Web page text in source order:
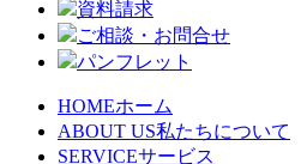
資料請求
ご相談・お問合せ
パンフレット
HOMEホーム
ABOUT US私たちについて
SERVICEサービス